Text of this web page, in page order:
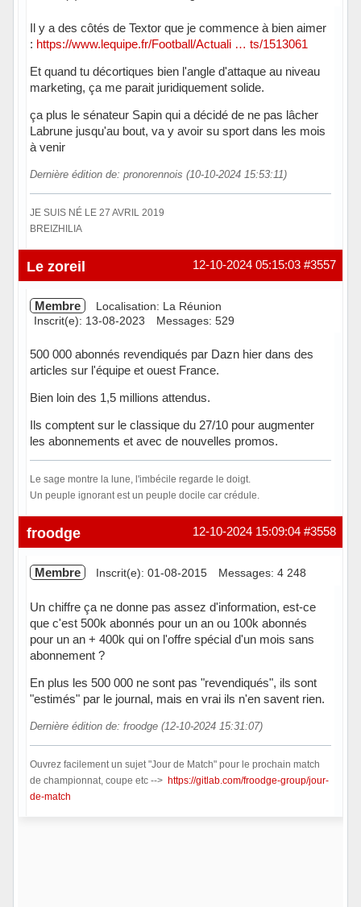
Il y a des côtés de Textor que je commence à bien aimer
: https://www.lequipe.fr/Football/Actuali … ts/1513061
Et quand tu décortiques bien l'angle d'attaque au niveau
marketing, ça me parait juridiquement solide.
ça plus le sénateur Sapin qui a décidé de ne pas lâcher
Labrune jusqu'au bout, va y avoir su sport dans les mois
à venir
Dernière édition de: pronorennois (10-10-2024 15:53:11)
JE SUIS NÉ LE 27 AVRIL 2019
BREIZHILIA
Hors ligne #3557
12-10-2024 05:15:03
Le zoreil
Membre
Localisation: La Réunion
Inscrit(e): 13-08-2023
Messages: 529
500 000 abonnés revendiqués par Dazn hier dans des
articles sur l'équipe et ouest France.
Bien loin des 1,5 millions attendus.
Ils comptent sur le classique du 27/10 pour augmenter
les abonnements et avec de nouvelles promos.
Le sage montre la lune, l'imbécile regarde le doigt.
Un peuple ignorant est un peuple docile car crédule.
Hors ligne #3558
12-10-2024 15:09:04
froodge
Membre Inscrit(e): 01-08-2015 Messages: 4 248
Un chiffre ça ne donne pas assez d'information, est-ce
que c'est 500k abonnés pour un an ou 100k abonnés
pour un an + 400k qui on l'offre spécial d'un mois sans
abonnement ?
En plus les 500 000 ne sont pas "revendiqués", ils sont
"estimés" par le journal, mais en vrai ils n'en savent rien.
Dernière édition de: froodge (12-10-2024 15:31:07)
Ouvrez facilement un sujet "Jour de Match" pour le prochain match
de championnat, coupe etc --> https://gitlab.com/froodge-group/jour-
de-match